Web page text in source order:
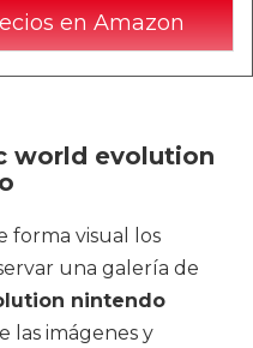
en Amazon
world evolution
forma visual los
una galería de
nintendo
las imágenes y